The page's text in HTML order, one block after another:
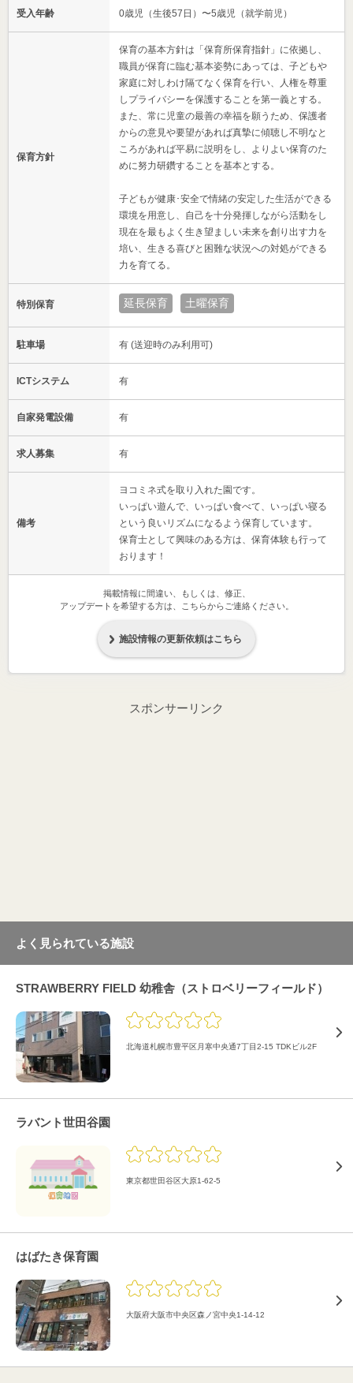
受入年齢 0歳児（生後57日）〜5歳児（就学前児）
保育方針
保育の基本方針は「保育所保育指針」に依拠し、
職員が保育に臨む基本姿勢にあっては、子どもや
家庭に対しわけ隔てなく保育を行い、人権を尊重
しプライバシーを保護することを第一義とする。
また、常に児童の最善の幸福を願うため、保護者
からの意見や要望があれば真摯に傾聴し不明なと
ころがあれば平易に説明をし、よりよい保育のた
めに努力研鑽することを基本とする。
子どもが健康･安全で情緒の安定した生活ができる
環境を用意し、自己を十分発揮しながら活動をし
現在を最もよく生き望ましい未来を創り出す力を
培い、生きる喜びと困難な状況への対処ができる
力を育てる。
特別保育 延長保育 土曜保育
駐車場 有 (送迎時のみ利用可)
ICTシステム 有
自家発電設備 有
求人募集 有
備考
ヨコミネ式を取り入れた園です。
いっぱい遊んで、いっぱい食べて、いっぱい寝る
という良いリズムになるよう保育しています。
保育士として興味のある方は、保育体験も行って
おります！
掲載情報に間違い、もしくは、修正、
アップデートを希望する方は、こちらからご連絡ください。
施設情報の更新依頼はこちら
スポンサーリンク
よく見られている施設
STRAWBERRY FIELD 幼稚舎（ストロベリーフィールド）
北海道札幌市豊平区月寒中央通7丁目2-15 TDKビル2F
ラバント世田谷園
東京都世田谷区大原1-62-5
はばたき保育園
大阪府大阪市中央区森ノ宮中央1-14-12